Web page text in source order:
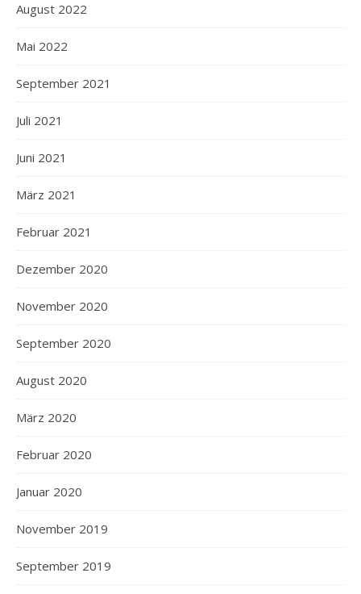
August 2022
Mai 2022
September 2021
Juli 2021
Juni 2021
März 2021
Februar 2021
Dezember 2020
November 2020
September 2020
August 2020
März 2020
Februar 2020
Januar 2020
November 2019
September 2019